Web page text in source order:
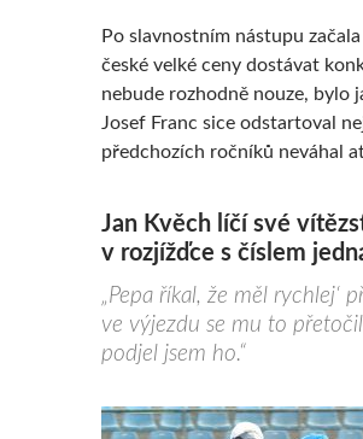
Po slavnostním nástupu
české velké ceny dostávat
nebude rozhodně nouze, bylo
Josef Franc sice odstartoval
předchozích ročníků neváhal
Jan Kvěch líčí své
v rozjížďce s číslem
„Pepa říkal, že měl rychlej‘
ve výjezdu se mu to
podjel jsem ho.“